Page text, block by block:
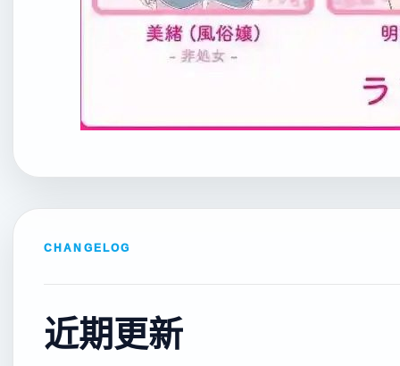
CHANGELOG
近期更新